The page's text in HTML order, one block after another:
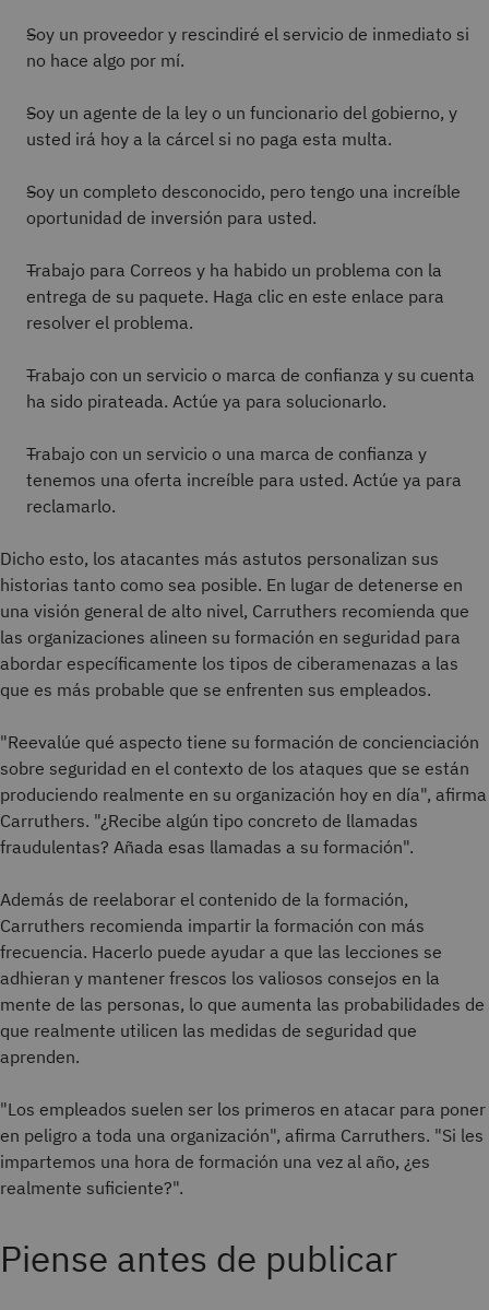
Soy un proveedor y rescindiré el servicio de inmediato si
no hace algo por mí.
Soy un agente de la ley o un funcionario del gobierno, y
usted irá hoy a la cárcel si no paga esta multa.
Soy un completo desconocido, pero tengo una increíble
oportunidad de inversión para usted.
Trabajo para Correos y ha habido un problema con la
entrega de su paquete. Haga clic en este enlace para
resolver el problema.
Trabajo con un servicio o marca de confianza y su cuenta
ha sido pirateada. Actúe ya para solucionarlo.
Trabajo con un servicio o una marca de confianza y
tenemos una oferta increíble para usted. Actúe ya para
reclamarlo.
Dicho esto, los atacantes más astutos personalizan sus
historias tanto como sea posible. En lugar de detenerse en
una visión general de alto nivel, Carruthers recomienda que
las organizaciones alineen su formación en seguridad para
abordar específicamente los tipos de ciberamenazas a las
que es más probable que se enfrenten sus empleados.
"Reevalúe qué aspecto tiene su formación de concienciación
sobre seguridad en el contexto de los ataques que se están
produciendo realmente en su organización hoy en día", afirma
Carruthers. "¿Recibe algún tipo concreto de llamadas
fraudulentas? Añada esas llamadas a su formación".
Además de reelaborar el contenido de la formación,
Carruthers recomienda impartir la formación con más
frecuencia. Hacerlo puede ayudar a que las lecciones se
adhieran y mantener frescos los valiosos consejos en la
mente de las personas, lo que aumenta las probabilidades de
que realmente utilicen las medidas de seguridad que
aprenden.
"Los empleados suelen ser los primeros en atacar para poner
en peligro a toda una organización", afirma Carruthers. "Si les
impartemos una hora de formación una vez al año, ¿es
realmente suficiente?".
Piense antes de publicar